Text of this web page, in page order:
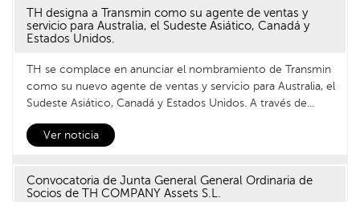
TH designa a Transmin como su agente de ventas y
servicio para Australia, el Sudeste Asiático, Canadá y
Estados Unidos.
TH se complace en anunciar el nombramiento de Transmin
como su nuevo agente de ventas y servicio para Australia, el
Sudeste Asiático, Canadá y Estados Unidos. A través de...
Ver noticia
Convocatoria de Junta General General Ordinaria de
Socios de TH COMPANY Assets S.L.